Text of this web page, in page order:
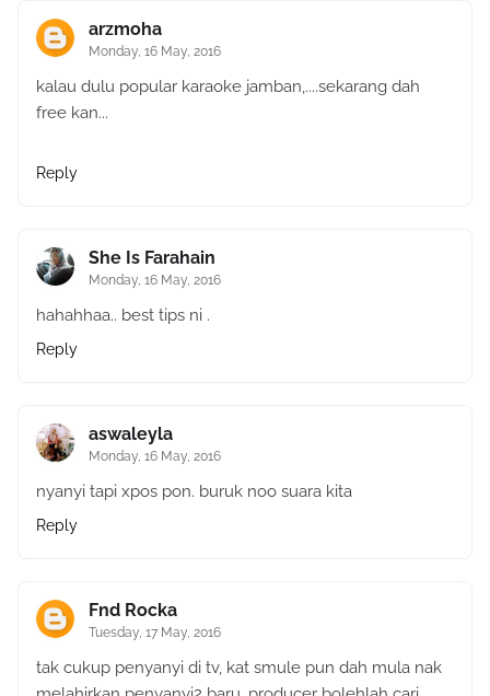
arzmoha
Monday, 16 May, 2016
kalau dulu popular karaoke jamban,....sekarang dah
free kan...
Reply
She Is Farahain
Monday, 16 May, 2016
hahahhaa.. best tips ni .
Reply
aswaleyla
Monday, 16 May, 2016
nyanyi tapi xpos pon. buruk noo suara kita
Reply
Fnd Rocka
Tuesday, 17 May, 2016
tak cukup penyanyi di tv, kat smule pun dah mula nak